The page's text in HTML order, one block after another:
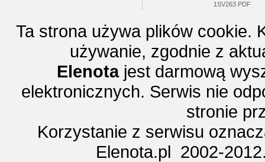
1SV263 PDF
Ta strona używa plików cookie.
używanie, zgodnie z
Elenotajest darmową
elektronicznych. Serwis nie
stronie
Korzystanie z serwisu
Elenota.pl 2002-